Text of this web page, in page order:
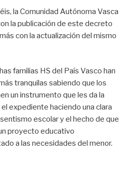
la Comunidad Autónoma Vasca
la publicación de este decreto
con la actualización del mismo
familias HS del País Vasco han
tranquilas sabiendo que los
un instrumento que les da la
expediente haciendo una clara
escolar y el hecho de que
proyecto educativo
a las necesidades del menor.